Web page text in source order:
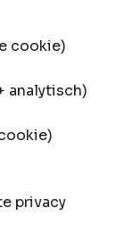
cookie)
analytisch)
privacy